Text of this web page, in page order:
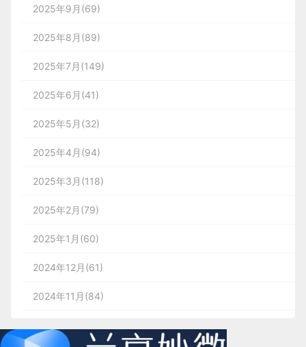
2025年9月(69)
2025年8月(89)
2025年7月(149)
2025年6月(41)
2025年5月(32)
2025年4月(94)
2025年3月(118)
2025年2月(79)
2025年1月(60)
2024年12月(61)
2024年11月(84)